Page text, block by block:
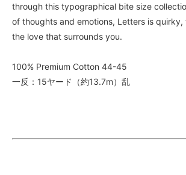
through this typographical bite size
of thoughts and emotions, Letters is
the love that surrounds you.
100% Premium Cotton 44-45
一反：15ヤード（約13.7m）乱